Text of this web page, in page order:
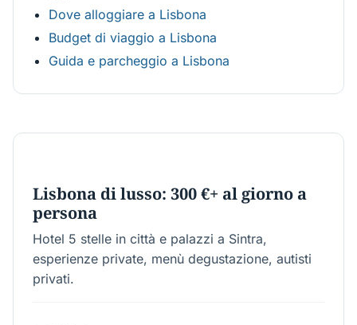
Dove alloggiare a Lisbona
Budget di viaggio a Lisbona
Guida e parcheggio a Lisbona
Lisbona di lusso: 300 €+ al giorno a
persona
Hotel 5 stelle in città e palazzi a Sintra,
esperienze private, menù degustazione, autisti
privati.